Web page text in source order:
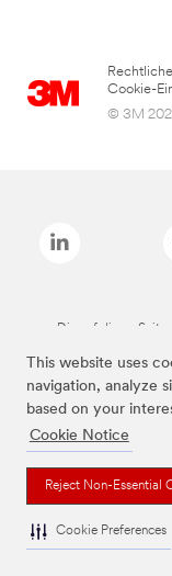
This website uses
navigation, analyze
based on your
Cookie Notice
Reject Non-Essential
Cookie Preferences
Cookie-
© 3M
Die auf dieser Seite